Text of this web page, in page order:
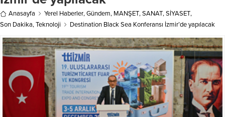
Anasayfa Yerel Haberler,Gündem, MANŞET,SANAT,SİYASET,
Son Dakika,Teknoloji Destination Black Sea Konferansı İzmir’de yapılacak